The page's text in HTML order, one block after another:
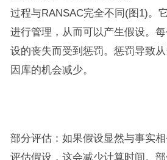
过程与RANSAC完全不同(图1)。
进行管理，从而可以产生假设。
设的丧失而受到惩罚。惩罚导致
因库的机会减少。
部分评估：如果假设显然与事实
评估假设，这会减少计算时间。